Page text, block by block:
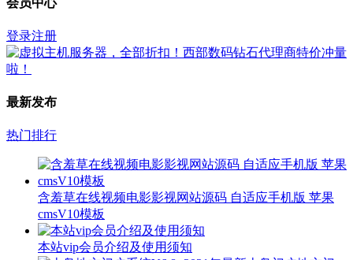
登录注册
最新发布
热门排行
含羞草在线视频电影影视网站源码 自适应手机版 苹果
cmsV10模板
本站vip会员介绍及使用须知